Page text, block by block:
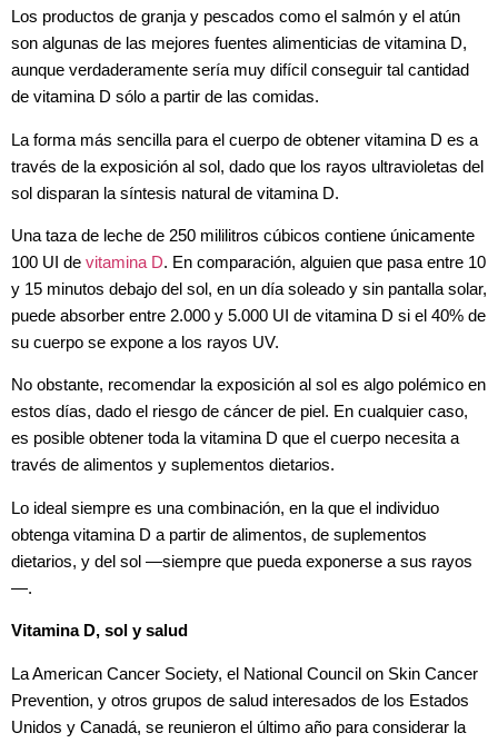
Los productos de granja y pescados como el salmón y el atún
son algunas de las mejores fuentes alimenticias de vitamina D,
aunque verdaderamente sería muy difícil conseguir tal cantidad
de vitamina D sólo a partir de las comidas.
La forma más sencilla para el cuerpo de obtener vitamina D es a
través de la exposición al sol, dado que los rayos ultravioletas del
sol disparan la síntesis natural de vitamina D.
Una taza de leche de 250 mililitros cúbicos contiene únicamente
100 UI de vitamina D. En comparación, alguien que pasa entre 10
y 15 minutos debajo del sol, en un día soleado y sin pantalla solar,
puede absorber entre 2.000 y 5.000 UI de vitamina D si el 40% de
su cuerpo se expone a los rayos UV.
No obstante, recomendar la exposición al sol es algo polémico en
estos días, dado el riesgo de cáncer de piel. En cualquier caso,
es posible obtener toda la vitamina D que el cuerpo necesita a
través de alimentos y suplementos dietarios.
Lo ideal siempre es una combinación, en la que el individuo
obtenga vitamina D a partir de alimentos, de suplementos
dietarios, y del sol —siempre que pueda exponerse a sus rayos
—.
Vitamina D, sol y salud
La American Cancer Society, el National Council on Skin Cancer
Prevention, y otros grupos de salud interesados de los Estados
Unidos y Canadá, se reunieron el último año para considerar la